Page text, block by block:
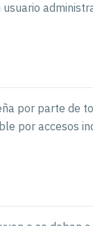
por parte de
por accesos